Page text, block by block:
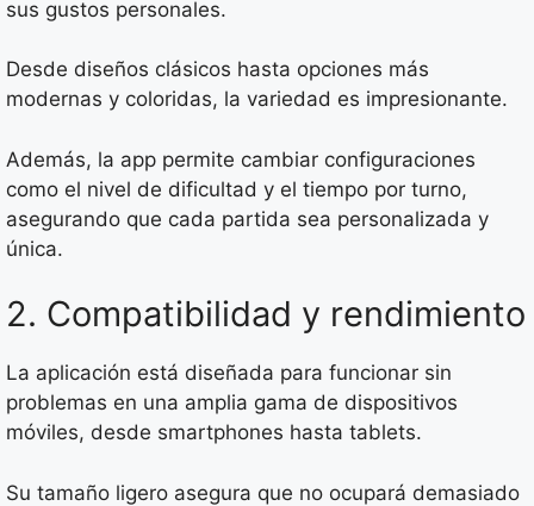
sus gustos personales.
Desde diseños clásicos hasta opciones más
modernas y coloridas, la variedad es impresionante.
Además, la app permite cambiar configuraciones
como el nivel de dificultad y el tiempo por turno,
asegurando que cada partida sea personalizada y
única.
2. Compatibilidad y rendimiento
La aplicación está diseñada para funcionar sin
problemas en una amplia gama de dispositivos
móviles, desde smartphones hasta tablets.
Su tamaño ligero asegura que no ocupará demasiado